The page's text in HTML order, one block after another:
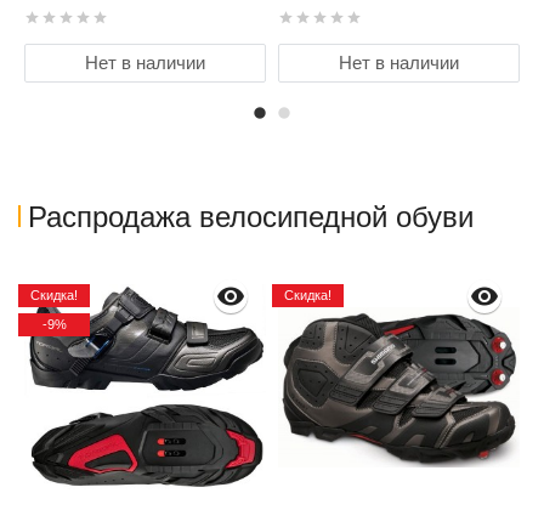
Нет в наличии Нет в наличии
Распродажа велосипедной обуви
Скидка!
-9%
Скидка!